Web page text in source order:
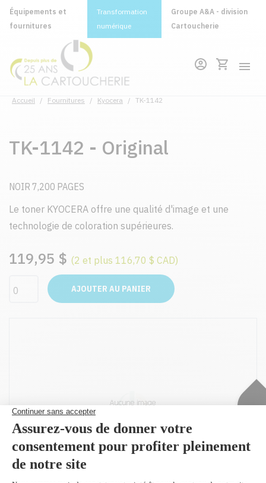
Équipements et
fournitures
Transformation
numérique
Groupe A&A - division
Cartoucherie
Accueil / Fournitures / Kyocera / TK-1142
TK-1142 - Original
NOIR 7,200 PAGES
Le toner KYOCERA offre une qualité d'image et une
technologie de coloration supérieures.
119,95 $ (2 et plus 116,70 $ CAD)
AJOUTER AU PANIER